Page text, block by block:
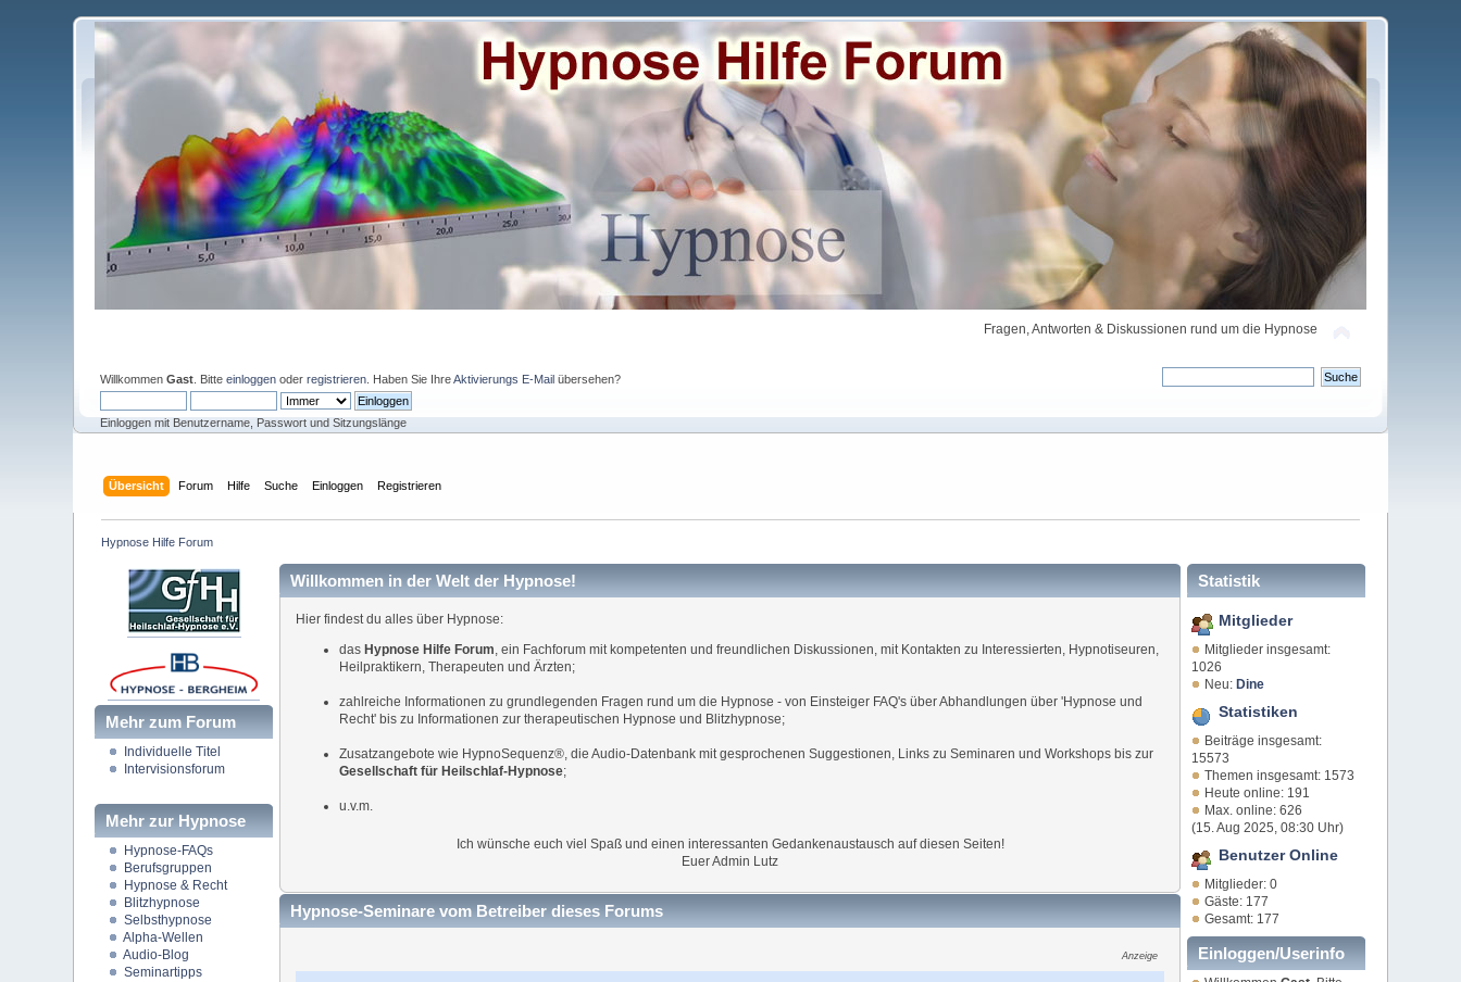
Fragen, Antworten & Diskussionen rund um die Hypnose
WillkommenGast . Bitteeinloggen oderregistrieren . Haben Sie IhreAktivierungs E-Mail übersehen?
Einloggen mit Benutzername, Passwort und Sitzungslänge
Übersicht Forum Hilfe Suche Einloggen Registrieren
Hypnose Hilfe Forum
Mehr zum Forum
Individuelle Titel
Intervisionsforum
Mehr zur Hypnose
Hypnose-FAQs
Berufsgruppen
Hypnose & Recht
Blitzhypnose
Selbsthypnose
Alpha-Wellen
Audio-Blog
Seminartipps
Willkommen in der Welt der Hypnose!
Hier findest du alles über Hypnose:
das Hypnose Hilfe Forum, ein Fachforum mit kompetenten und freundlichen Diskussionen, mit Kontakten zu Interessierten, Hypnotiseuren,
Heilpraktikern, Therapeuten und Ärzten;
zahlreiche Informationen zu grundlegenden Fragen rund um die Hypnose - von Einsteiger FAQ's über Abhandlungen über 'Hypnose und
Recht' bis zu Informationen zur therapeutischen Hypnose und Blitzhypnose;
Zusatzangebote wie HypnoSequenz®, die Audio-Datenbank mit gesprochenen Suggestionen, Links zu Seminaren und Workshops bis zur
Gesellschaft für Heilschlaf-Hypnose;
u.v.m.
Ich wünsche euch viel Spaß und einen interessanten Gedankenaustausch auf diesen Seiten!
Euer Admin Lutz
Hypnose-Seminare vom Betreiber dieses Forums
Anzeige
Statistik
Mitglieder
Mitglieder insgesamt:
1026
Neu:Dine
Statistiken
Beiträge insgesamt:
15573
Themen insgesamt: 1573
Heute online: 191
Max. online: 626
(15. Aug 2025, 08:30 Uhr)
Benutzer Online
Mitglieder: 0
Gäste: 177
Gesamt: 177
Einloggen/Userinfo